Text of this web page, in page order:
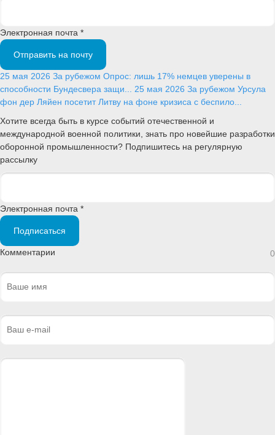
Электронная почта *
Отправить на почту
25 мая 2026 За рубежом Опрос: лишь 17% немцев уверены в
способности Бундесвера защи... 25 мая 2026 За рубежом Урсула
фон дер Ляйен посетит Литву на фоне кризиса с беспило...
Хотите всегда быть в курсе событий отечественной и
международной военной политики, знать про новейшие разработки
оборонной промышленности? Подпишитесь на регулярную
рассылку
Электронная почта *
Подписаться
Комментарии 0